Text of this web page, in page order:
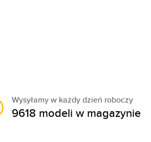
Wysyłamy w każdy dzień roboczy
9618 modeli w magazynie